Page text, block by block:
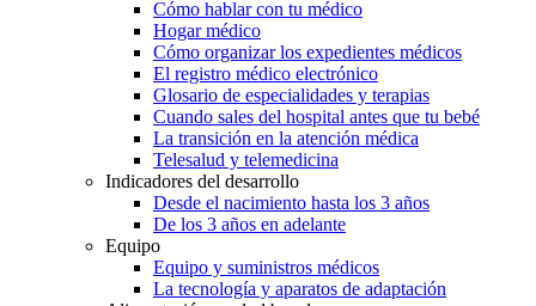
Cómo hablar con tu médico
Hogar médico
Cómo organizar los expedientes médicos
El registro médico electrónico
Glosario de especialidades y terapias
Cuando sales del hospital antes que tu bebé
La transición en la atención médica
Telesalud y telemedicina
Indicadores del desarrollo
Desde el nacimiento hasta los 3 años
De los 3 años en adelante
Equipo
Equipo y suministros médicos
La tecnología y aparatos de adaptación